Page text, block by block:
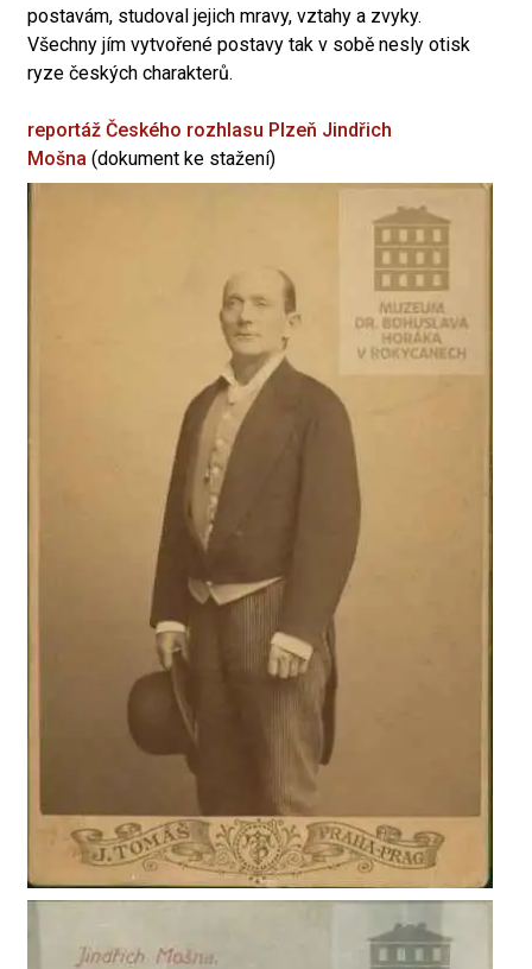
postavám, studoval jejich mravy, vztahy a zvyky.
Všechny jím vytvořené postavy tak v sobě nesly otisk
ryze českých charakterů.
reportáž Českého rozhlasu Plzeň Jindřich
Mošna (dokument ke stažení)